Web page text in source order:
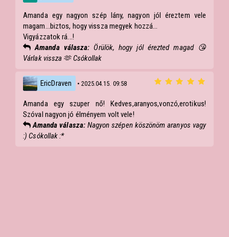
Amanda egy nagyon szép lány, nagyon jól éreztem vele
magam...biztos, hogy vissza megyek hozzá...
Vigyázzatok rá...!
Amanda válasza: Örülök, hogy jól érezted magad 😘
Várlak vissza 🫶 Csókollak
EricDraven • 2025.04.15. 09:58
Amanda egy szuper nő! Kedves,aranyos,vonzó,erotikus!
Szóval nagyon jó élményem volt vele!
Amanda válasza: Nagyon szépen köszönöm aranyos vagy
:) Csókollak :*